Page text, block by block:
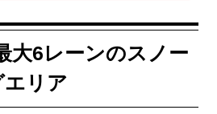
大6レーンのスノー
リア